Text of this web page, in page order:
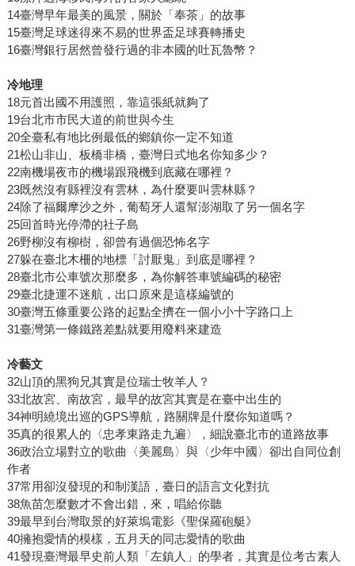
14臺灣早年最美的風景，關於「奉茶」的故事
15臺灣足球迷得來不易的世界盃足球賽轉播史
16臺灣銀行居然曾發行過的非本國的吐瓦魯幣？
冷地理
18元首出國不用護照，靠這張紙就夠了
19台北市市民大道的前世與今生
20全臺私有地比例最低的鄉鎮你一定不知道
21松山非山、板橋非橋，臺灣日式地名你知多少？
22南機場夜市的機場跟飛機到底藏在哪裡？
23既然沒有縣裡沒有雲林，為什麼要叫雲林縣？
24除了福爾摩沙之外，葡萄牙人還幫澎湖取了另一個名字
25回首時光停滯的社子島
26野柳沒有柳樹，卻曾有過個恐怖名字
27躲在臺北木柵的地標「討厭鬼」到底是哪裡？
28臺北市公車號次那麼多，為你解答車號編碼的秘密
29臺北捷運不迷航，出口原來是這樣編號的
30臺灣五條重要公路的起點全擠在一個小小十字路口上
31臺灣第一條鐵路差點就要用廢料來建造
冷藝文
32山頂的黑狗兄其實是位瑞士牧羊人？
33北故宮、南故宮，最早的故宮其實是在臺中出生的
34神明繞境出巡的GPS導航，路關牌是什麼你知道嗎？
35真的很累人的〈忠孝東路走九遍〉，細說臺北市的道路故事
36政治立場對立的歌曲〈美麗島〉與〈少年中國〉卻出自同位創
作者
37常用卻沒發現的和制漢語，臺日的語言文化對抗
38魚苗怎麼數才不會出錯，來，唱給你聽
39最早到台灣取景的好萊塢電影《聖保羅砲艇》
40擁抱愛情的模樣，五月天的同志愛情的歌曲
41發現臺灣最早史前人類「左鎮人」的學者，其實是位考古素人